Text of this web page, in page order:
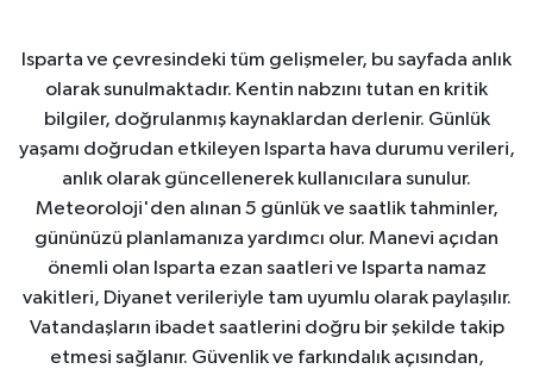
Isparta ve çevresindeki tüm gelişmeler, bu sayfada anlık
olarak sunulmaktadır. Kentin nabzını tutan en kritik
bilgiler, doğrulanmış kaynaklardan derlenir. Günlük
yaşamı doğrudan etkileyen Isparta hava durumu verileri,
anlık olarak güncellenerek kullanıcılara sunulur.
Meteoroloji'den alınan 5 günlük ve saatlik tahminler,
gününüzü planlamanıza yardımcı olur. Manevi açıdan
önemli olan Isparta ezan saatleri ve Isparta namaz
vakitleri, Diyanet verileriyle tam uyumlu olarak paylaşılır.
Vatandaşların ibadet saatlerini doğru bir şekilde takip
etmesi sağlanır. Güvenlik ve farkındalık açısından,